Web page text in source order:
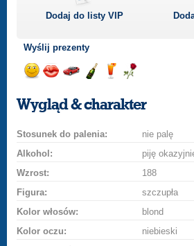
Dodaj do listyVIP
Wyślij prezenty
uśmiech
buziakasamochodem
szampana
drinka
różę
Wygląd & charakter
Stosunek do palenia:
nie palę
Alkohol:
piję
Wzrost:
188
Figura:
szczupła
Kolor włosów:
blond
Kolor oczu:
niebieski